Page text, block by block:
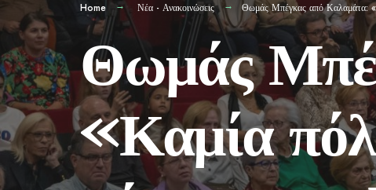
Home Νέα - Ανακοινώσεις Θωμάς Μπέγκας από Καλαμάτα:
Θωμάς
«Καμία